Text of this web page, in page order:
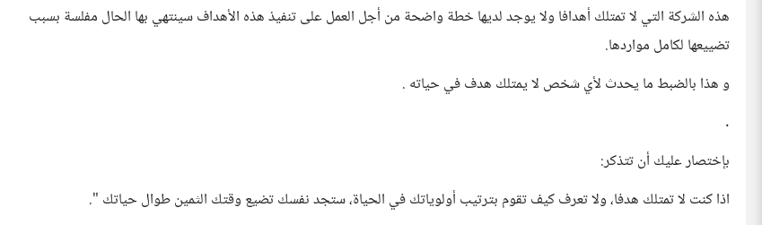
هذه الشركة التي لا تمتلك أهدافا ولا يوجد لديها خطة واضحة من أجل العمل على تنفيذ هذه الأهداف سينتهي بها الحال مفلسة بسبب
تضييعها لكامل مواردها.
و هذا بالضبط ما يحدث لأي شخص لا يمتلك هدف في حياته .
.
بإختصار عليك أن تتذكر:
اذا كنت لا تمتلك هدفا، ولا تعرف كيف تقوم بترتيب أولوياتك في الحياة، ستجد نفسك تضيع وقتك الثمين طوال حياتك ".